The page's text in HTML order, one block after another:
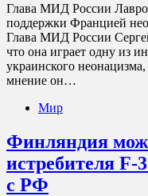
Глава МИД России
поддержки Францией
Глава МИД России
что она играет одну из
украинского
мнение он…
Мир
Финляндия
истребителя F-
с РФ